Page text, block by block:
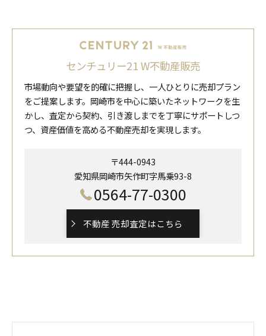
センチュリー21 W不動産販売
市場動向や要望を的確に把握し、一人ひとりに売却プラン
をご提案します。岡崎市を中心に築いたネットワークを生
かし、査定から契約、引き渡しまでを丁寧にサポートしつ
つ、資産価値を高める不動産売却を実現します。
〒444-0943
愛知県岡崎市矢作町字馬乗93-8
0564-77-0300
不動産 売却査定はこちら